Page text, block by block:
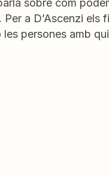
sobre com
a D’Ascenzi els
persones amb